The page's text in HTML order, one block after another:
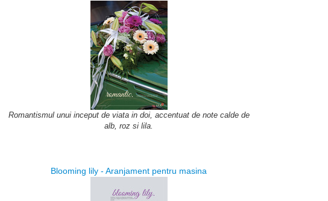
Romantismul unui inceput de viata in doi, accentuat de note calde de
alb, roz si lila.
Blooming lily - Aranjament pentru masina